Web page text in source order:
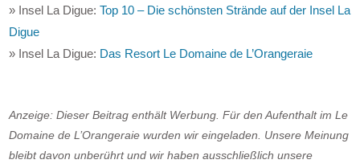
» Insel La Digue:Top 10 – Die schönsten Strände auf der Insel La
Digue
» Insel La Digue: Das Resort Le Domaine de L’Orangeraie
Anzeige: Dieser Beitrag enthält Werbung. Für den Aufenthalt im Le
Domaine de L’Orangeraie wurden wir eingeladen. Unsere Meinung
bleibt davon unberührt und wir haben ausschließlich unsere